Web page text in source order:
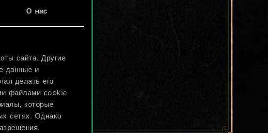
О нас
сайта. Другие
данные и
делать его
файлами cookie
которые
сетях. Однако